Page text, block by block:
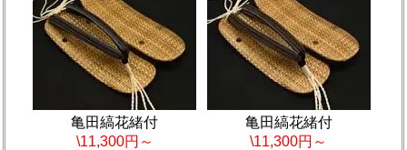
亀田縞花緒付
\11,300円～
亀田縞花緒付
\11,300円～